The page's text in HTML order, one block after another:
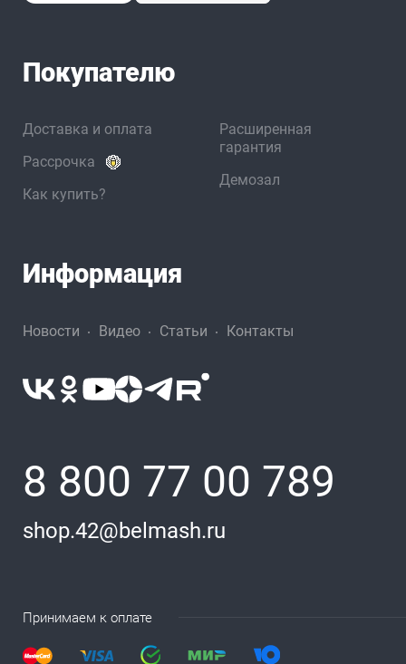
Покупателю
Доставка и оплата
Рассрочка
Как купить?
Расширенная
гарантия
Демозал
Информация
Новости Видео Статьи Контакты
8 800 77 00 789
shop.42@belmash.ru
Принимаем к оплате